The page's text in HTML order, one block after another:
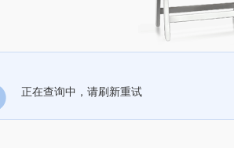
正在查询中，请刷新重试